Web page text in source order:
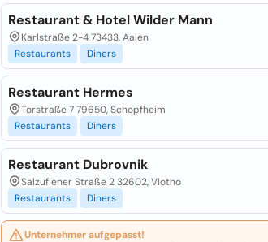
Restaurant & Hotel Wilder Mann
Karlstraße 2-4 73433, Aalen
Restaurants
Diners
Restaurant Hermes
Torstraße 7 79650, Schopfheim
Restaurants
Diners
Restaurant Dubrovnik
Salzuflener Straße 2 32602, Vlotho
Restaurants
Diners
Unternehmer aufgepasst!